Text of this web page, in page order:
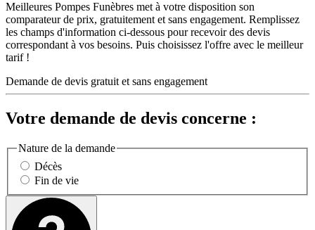
Meilleures Pompes Funèbres met à votre disposition son
comparateur de prix, gratuitement et sans engagement. Remplissez
les champs d'information ci-dessous pour recevoir des devis
correspondant à vos besoins. Puis choisissez l'offre avec le meilleur
tarif !
Demande de devis gratuit et sans engagement
Votre demande de devis concerne :
Nature de la demande
Décès
Fin de vie